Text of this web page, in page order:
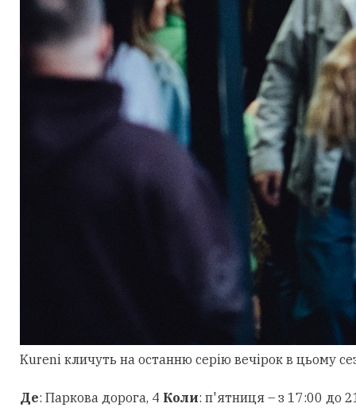
Kureni кличуть на останню серію вечірок в цьому
Де: Паркова дорога, 4 Коли: п'ятниця – з 17:00 до